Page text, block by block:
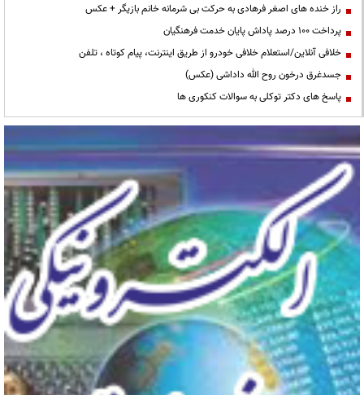
راز خنده های اصغر فرهادی به حرکت بی شرمانه خانم بازیگر + عکس
پرداخت ۱۰۰ درصد پاداش پایان خدمت فرهنگیان
خلافی آنلاین/استعلام خلافی خودرو از طریق اینترنت، پیام کوتاه ، تلفن
جسدغرق درخون روح الله داداشی (عکس)
پاسخ های دکتر توکلی به سوالات کنکوری ها